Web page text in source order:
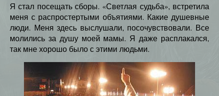
Я стал посещать сборы. «Светлая судьба», встретила
меня с распростертыми объятиями. Какие душевные
люди. Меня здесь выслушали, посочувствовали. Все
молились за душу моей мамы. Я даже расплакался,
так мне хорошо было с этими людьми.